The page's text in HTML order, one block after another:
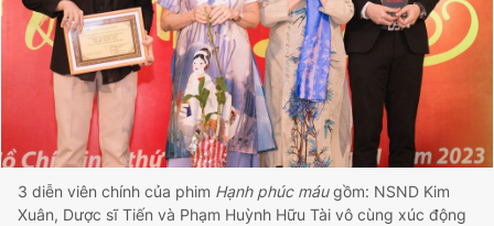
Hotline
0906 645 777
Liên hệ quảng cáo
0908 780 404
Đặt báo Quảng cáo RSS Tòa soạn Chính sách bảo
Tổng biên tập: Nguyễn Ngọc Toàn
Phó tổng biên tập thường trực: Hải Thành
Phó tổng biên tập: Trần Việt Hưng
Tổng thư ký tòa soạn: Đức Trung
3 diễn viên chính của phim Hạnh phúc máugồm: NSND Kim
Xuân, Dược sĩ Tiến và Phạm Huỳnh Hữu Tài vô cùng xúc động